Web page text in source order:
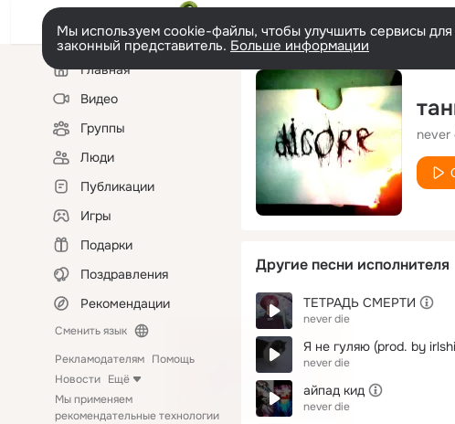
Мы используем cookie-файлы, чтобы улучшить сервисы
законный представитель. Больше информации
Левая
колонкаГлавная
Видео
Группы
Люди
Публикации
Игры
Подарки
Поздравления
Рекомендации
Сменить язык
Рекламодателям Помощь
Новости Ещё
Мы применяем
рекомендательные технологии
never
Другие песни исполнителя
ТЕТРАДЬ СМЕРТИ
never die
Я не гуляю (prod. by
never die
айпад кид
never die